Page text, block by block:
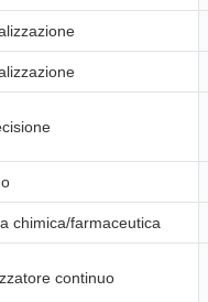
chimica/farmaceutica
continuo